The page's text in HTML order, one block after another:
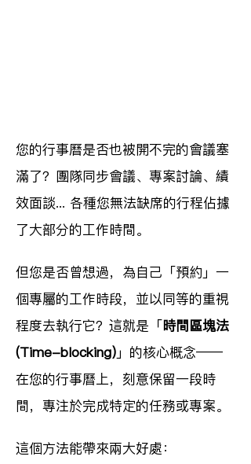
您的行事曆是否也被開不完的會議塞
滿了？團隊同步會議、專案討論、績
效面談... 各種您無法缺席的行程佔據
了大部分的工作時間。
但您是否曾想過，為自己「預約」一
個專屬的工作時段，並以同等的重視
程度去執行它？這就是「時間區塊法
(Time-blocking)」的核心概念——
在您的行事曆上，刻意保留一段時
間，專注於完成特定的任務或專案。
這個方法能帶來兩大好處：